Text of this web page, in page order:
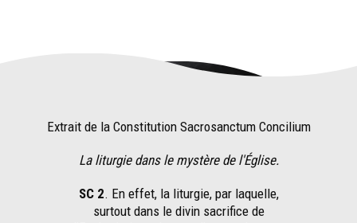
Extrait de la Constitution Sacrosanctum Concilium
La liturgie dans le mystère de l'Église.
SC 2. En effet, la liturgie, par laquelle,
surtout dans le divin sacrifice de